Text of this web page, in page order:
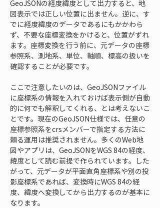
GeoJSONの経度緯度として出力すると、地
図表示では正しい位置に出ません。逆に、す
でに経度緯度のデータであるにもかかわら
ず、不要な座標変換をかけると、位置がずれ
ます。座標変換を行う前に、元データの座標
参照系、測地系、単位、軸順、標高の扱いを
確認することが必要です。
ここで注意したいのは、GeoJSONファイル
に座標系の情報を入れておけば表示側が自動
的に何でも解釈してくれる、とは考えないこ
とです。現在のGeoJSON仕様では、任意の
座標参照系をcrsメンバーで指定する方法に
頼る運用は推奨されません。多くのWeb地
図やアプリは、GeoJSONをWGS 84の経度、
緯度として読む前提で作られています。した
がって、元データが平面直角座標系や別の投
影座標系であれば、変換時にWGS 84の経
度、緯度へ変換してから出力するのが基本に
なります。